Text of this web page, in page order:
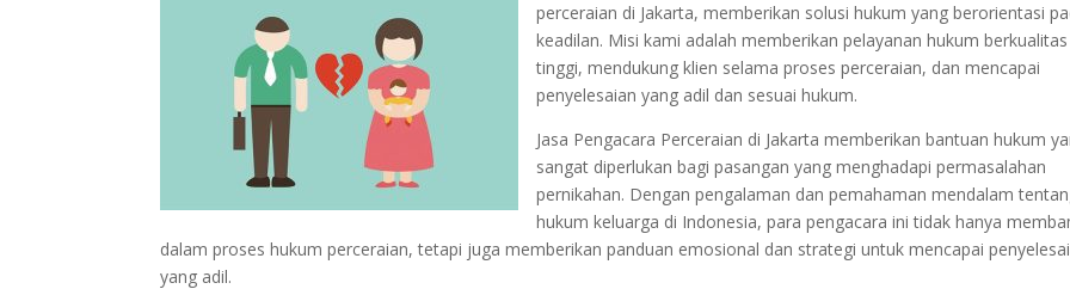
perceraian di Jakarta, memberikan solusi hukum yang berorientasi
keadilan. Misi kami adalah memberikan pelayanan hukum berkualitas
tinggi, mendukung klien selama proses perceraian, dan mencapai
penyelesaian yang adil dan sesuai hukum.
Jasa Pengacara Perceraian di Jakarta memberikan bantuan hukum
sangat diperlukan bagi pasangan yang menghadapi permasalahan
pernikahan. Dengan pengalaman dan pemahaman mendalam
hukum keluarga di Indonesia, para pengacara ini tidak hanya
dalam proses hukum perceraian, tetapi juga memberikan panduan emosional dan strategi untuk mencapai
yang adil.